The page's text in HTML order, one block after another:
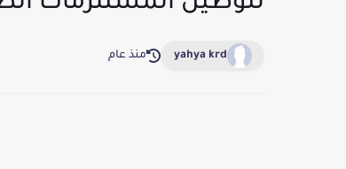
yahya krd منذ عام